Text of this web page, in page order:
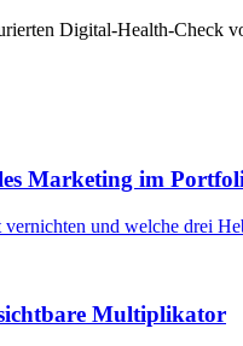
Digital-Health-Check
Marketing im
und welche drei
Multiplikator